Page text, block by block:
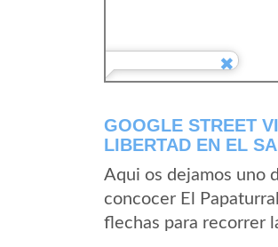
GOOGLE STREET
LIBERTAD EN EL
Aqui os dejamos uno
concocer El
flechas para recorrer